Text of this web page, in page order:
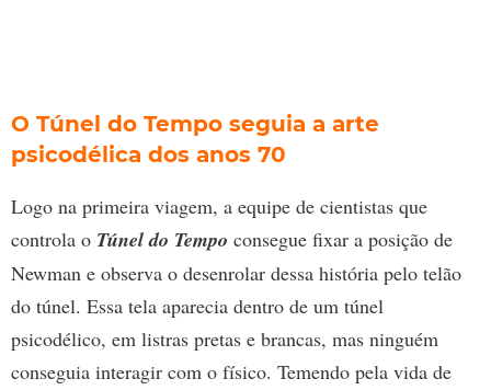
O Túnel do Tempo seguia a arte
psicodélica dos anos 70
Logo na primeira viagem, a equipe de cientistas que
controla o Túnel do Tempo consegue fixar a posição de
Newman e observa o desenrolar dessa história pelo telão
do túnel. Essa tela aparecia dentro de um túnel
psicodélico, em listras pretas e brancas, mas ninguém
conseguia interagir com o físico. Temendo pela vida de